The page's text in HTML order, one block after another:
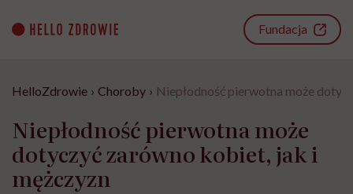
content
Fundacja
HelloZdrowie › Choroby › Niepłodność pierwotna może
Niepłodność pierwotna może
dotyczyć zarówno kobiet, jak i
mężczyzn